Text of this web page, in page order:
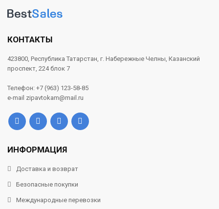
КОНТАКТЫ
423800, Республика Татарстан, г. Набережные Челны, Казанский
проспект, 224 блок 7
Телефон: +7 (963) 123-58-85
e-mail zipavtokam@mail.ru
ИНФОРМАЦИЯ
Доставка и возврат
Безопасные покупки
Международные перевозки